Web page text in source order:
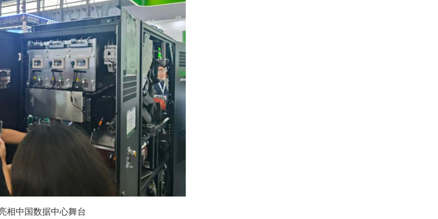
相中国数据中心舞台